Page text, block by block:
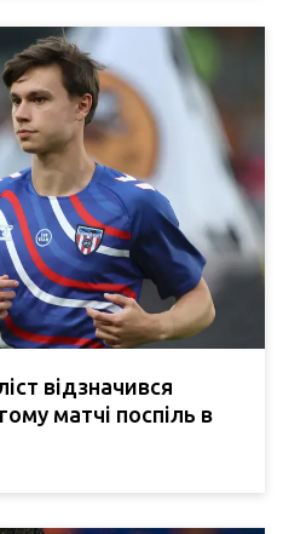
відзначився
матчі поспіль в